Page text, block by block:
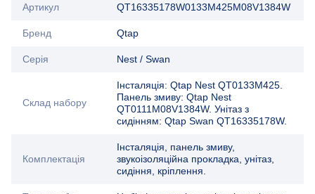
Артикул QT16335178W0133M425M08V1384W
Бренд Qtap
Серія Nest / Swan
Склад набору
Інсталяція: Qtap Nest QT0133M425.
Панель змиву: Qtap Nest
QT0111M08V1384W. Унітаз з
сидінням: Qtap Swan QT16335178W.
Комплектація
Інсталяція, панель змиву,
звукоізоляційна прокладка, унітаз,
сидіння, кріплення.